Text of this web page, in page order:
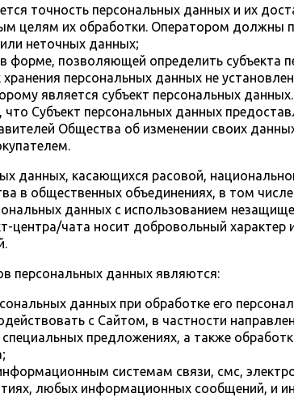
точность персональных данных и их
целям их обработки. Оператором должны
неточных данных;
форме, позволяющей определить субъекта
персональных данных не
является субъект персональных данных.
что Субъект персональных данных
Общества об изменении своих
данных, касающихся расовой,
в общественных объединениях, в том
данных с использованием
центра/чата носит добровольный
персональных данных являются:
данных при обработке его
с Сайтом, в частности
предложениях, а также
системам связи, смс,
любых информационных сообщений, и